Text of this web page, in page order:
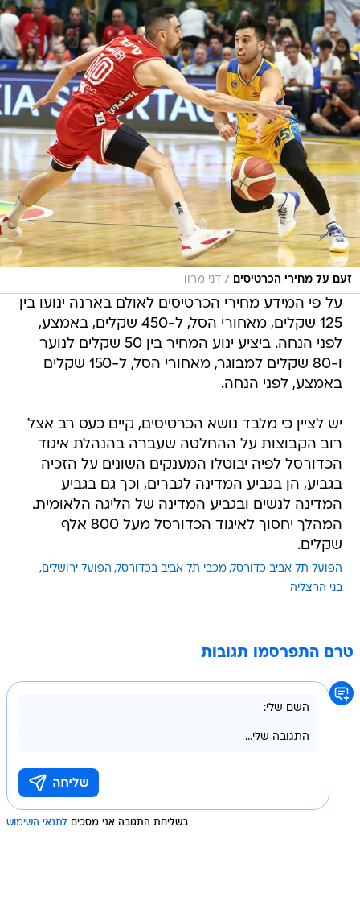
זעם על מחירי הכרטיסים / דני מרון
על פי המידע מחירי הכרטיסים לאולם בארנה ינועו בין
125 שקלים, מאחורי הסל, ל-450 שקלים, באמצע,
לפני הנחה. ביציע ינוע המחיר בין 50 שקלים לנוער
ו-80 שקלים למבוגר, מאחורי הסל, ל-150 שקלים
באמצע, לפני הנחה.
יש לציין כי מלבד נושא הכרטיסים, קיים כעס רב אצל
רוב הקבוצות על ההחלטה שעברה בהנהלת איגוד
הכדורסל לפיה יבוטלו המענקים השונים על הזכיה
בגביע, הן בגביע המדינה לגברים, וכך גם בגביע
המדינה לנשים ובגביע המדינה של הליגה הלאומית.
המהלך יחסוך לאיגוד הכדורסל מעל 800 אלף
שקלים.
הפועל תל אביב כדורסל מכבי תל אביב בכדורסל הפועל ירושלים
בני הרצליה
טרם התפרסמו תגובות
בשליחת התגובה אני מסכים לתנאי השימוש